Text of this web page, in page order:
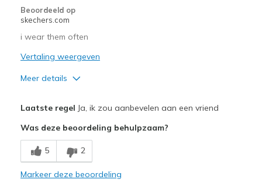
Beoordeeld op
skechers.com
i wear them often
Vertaling weergeven
Meer details
Stylish
Beste toepassingen
Casual Wear
Laatste regel Ja, ik zou aanbevelen aan een vriend
Was deze beoordeling behulpzaam?
5 2
Markeer deze beoordeling